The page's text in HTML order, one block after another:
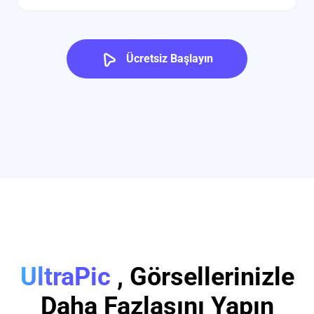
Ücretsiz Başlayın
UltraPic , Görsellerinizle
Daha Fazlasını Yapın